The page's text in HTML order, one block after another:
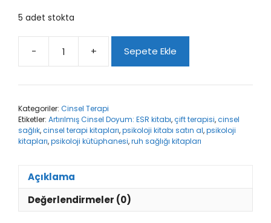
5 adet stokta
-
Artırılmış
Cinsel
Doyum:
adet
+ Sepete Ekle
Kategoriler: Cinsel Terapi
Etiketler: Artırılmış Cinsel Doyum: ESR kitabı,çift terapisi,cinsel
sağlık,cinsel terapi kitapları,psikoloji kitabı satın al,psikoloji
kitapları,psikoloji kütüphanesi,ruh sağlığı kitapları
Açıklama
Değerlendirmeler (0)